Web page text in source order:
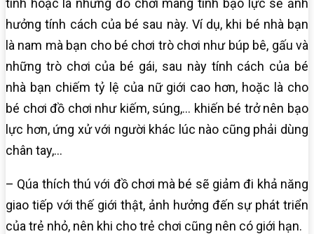
tính hoặc là những đồ chơi mang tính bạo lực sẽ ảnh
hưởng tính cách của bé sau này. Ví dụ, khi bé nhà bạn
là nam mà bạn cho bé chơi trò chơi như búp bê, gấu và
những trò chơi của bé gái, sau này tính cách của bé
nhà bạn chiếm tỷ lệ của nữ giới cao hơn, hoặc là cho
bé chơi đồ chơi như kiếm, súng,… khiến bé trở nên bạo
lực hơn, ứng xử với người khác lúc nào cũng phải dùng
chân tay,…
– Qúa thích thú với đồ chơi mà bé sẽ giảm đi khả năng
giao tiếp với thế giới thật, ảnh hưởng đến sự phát triển
của trẻ nhỏ, nên khi cho trẻ chơi cũng nên có giới hạn.